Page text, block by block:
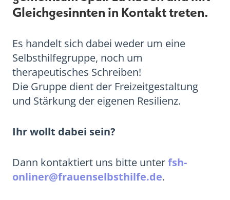
Gleichgesinnten in Kontakt treten.
Es handelt sich dabei weder um eine
Selbsthilfegruppe, noch um
therapeutisches Schreiben!
Die Gruppe dient der Freizeitgestaltung
und Stärkung der eigenen Resilienz.
Ihr wollt dabei sein?
Dann kontaktiert uns bitte unterfsh-
onliner@frauenselbsthilfe.de.